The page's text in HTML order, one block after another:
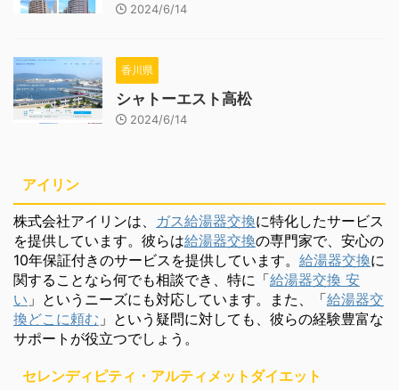
2024/6/14
香川県
シャトーエスト高松
2024/6/14
アイリン
株式会社アイリンは、 ガス給湯器交換に特化したサービス
を提供しています。彼らは給湯器交換の専門家で、安心の
10年保証付きのサービスを提供しています。 給湯器交換に
関することなら何でも相談でき、特に「給湯器交換 安
い 」というニーズにも対応しています。また、「給湯器交
換どこに頼む 」という疑問に対しても、彼らの経験豊富な
サポートが役立つでしょう。
セレンディピティ・アルティメットダイエット